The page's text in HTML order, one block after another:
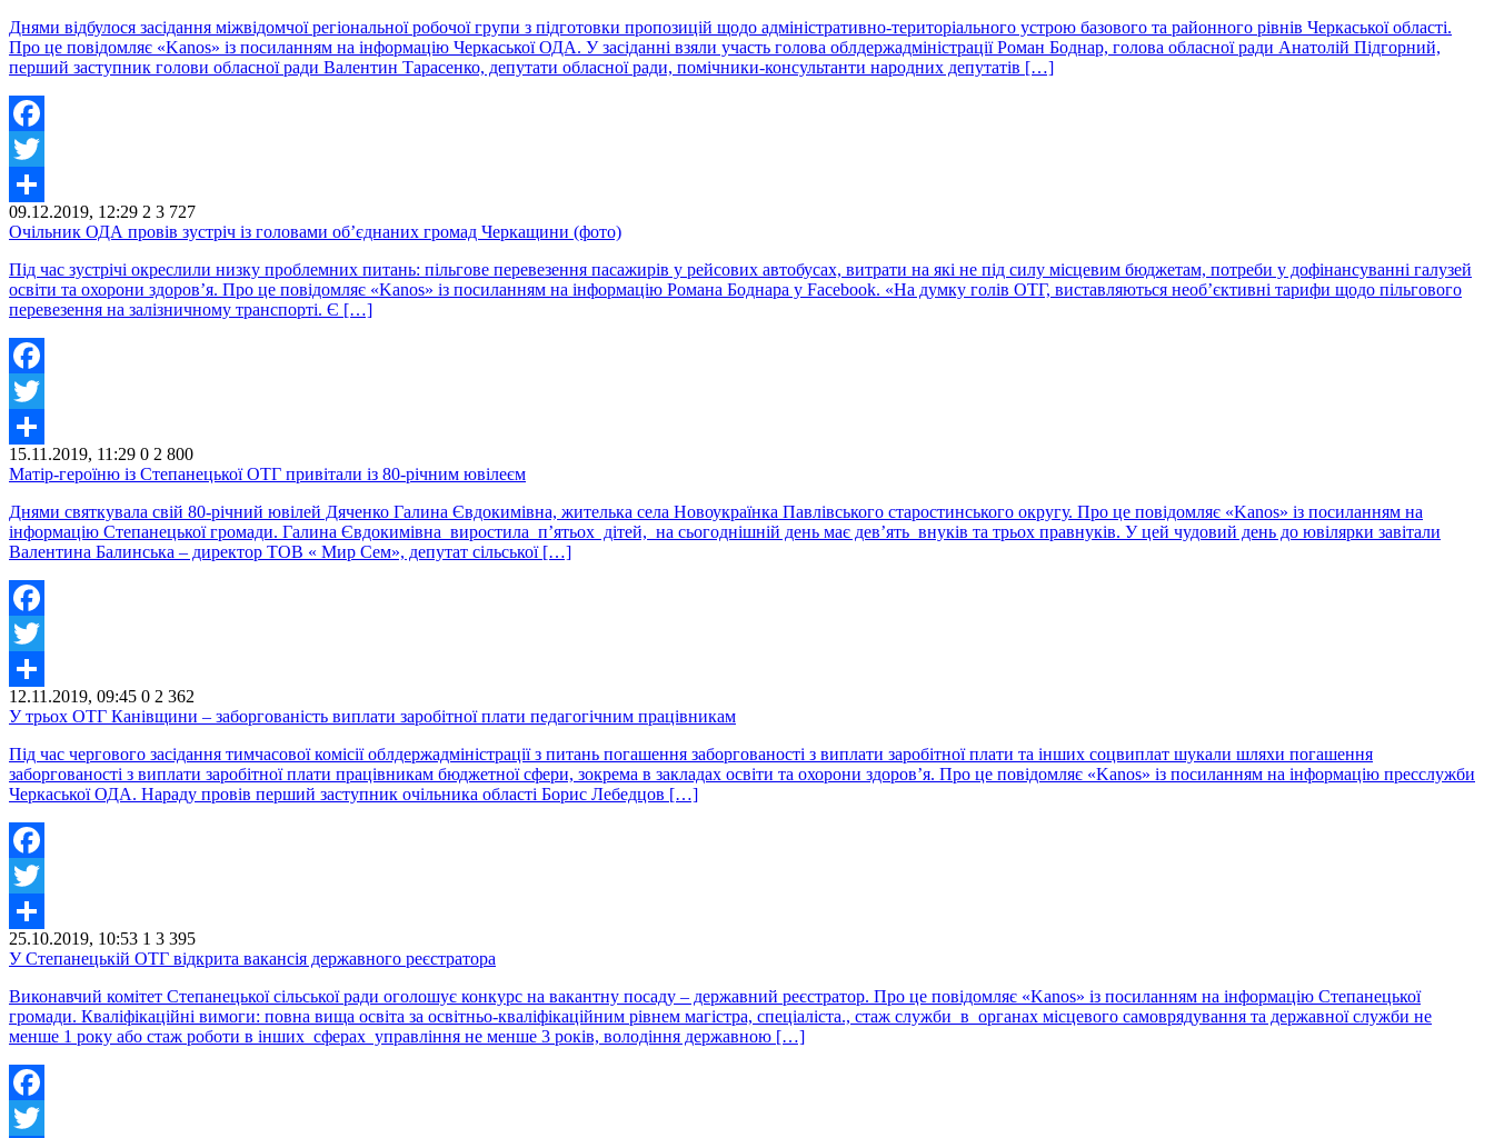
Днями відбулося засідання міжвідомчої регіональної робочої групи з підготовки пропозицій щодо адміністративно-територіального устрою базового та районного рівнів Черкаської області.
Про це повідомляє «Kanos» із посиланням на інформацію Черкаської ОДА. У засіданні взяли участь голова облдержадміністрації Роман Боднар, голова обласної ради Анатолій Підгорний,
перший заступник голови обласної ради Валентин Тарасенко, депутати обласної ради, помічники-консультанти народних депутатів […]
Facebook
Twitter
Share
09.12.2019, 12:29 2 3 727
Очільник ОДА провів зустріч із головами об’єднаних громад Черкащини (фото)
Під час зустрічі окреслили низку проблемних питань: пільгове перевезення пасажирів у рейсових автобусах, витрати на які не під силу місцевим бюджетам, потреби у дофінансуванні галузей
освіти та охорони здоров’я. Про це повідомляє «Kanos» із посиланням на інформацію Романа Боднара у Facebook. «На думку голів ОТГ, виставляються необ’єктивні тарифи щодо пільгового
перевезення на залізничному транспорті. Є […]
Facebook
Twitter
Share
15.11.2019, 11:29 0 2 800
Матір-героїню із Степанецької ОТГ привітали із 80-річним ювілеєм
Днями святкувала свій 80-річний ювілей Дяченко Галина Євдокимівна, жителька села Новоукраїнка Павлівського старостинського округу. Про це повідомляє «Kanos» із посиланням на
інформацію Степанецької громади. Галина Євдокимівна виростила п’ятьох дітей, на сьогоднішній день має дев’ять внуків та трьох правнуків. У цей чудовий день до ювілярки завітали
Валентина Балинська – директор ТОВ « Мир Сем», депутат сільської […]
Facebook
Twitter
Share
12.11.2019, 09:45 0 2 362
У трьох ОТГ Канівщини – заборгованість виплати заробітної плати педагогічним працівникам
Під час чергового засідання тимчасової комісії облдержадміністрації з питань погашення заборгованості з виплати заробітної плати та інших соцвиплат шукали шляхи погашення
заборгованості з виплати заробітної плати працівникам бюджетної сфери, зокрема в закладах освіти та охорони здоров’я. Про це повідомляє «Kanos» із посиланням на інформацію пресслужби
Черкаської ОДА. Нараду провів перший заступник очільника області Борис Лебедцов […]
Facebook
Twitter
Share
25.10.2019, 10:53 1 3 395
У Степанецькій ОТГ відкрита вакансія державного реєстратора
Виконавчий комітет Степанецької сільської ради оголошує конкурс на вакантну посаду – державний реєстратор. Про це повідомляє «Kanos» із посиланням на інформацію Степанецької
громади. Кваліфікаційні вимоги: повна вища освіта за освітньо-кваліфікаційним рівнем магістра, спеціаліста., стаж служби в органах місцевого самоврядування та державної служби не
менше 1 року або стаж роботи в інших сферах управління не менше 3 років, володіння державною […]
Facebook